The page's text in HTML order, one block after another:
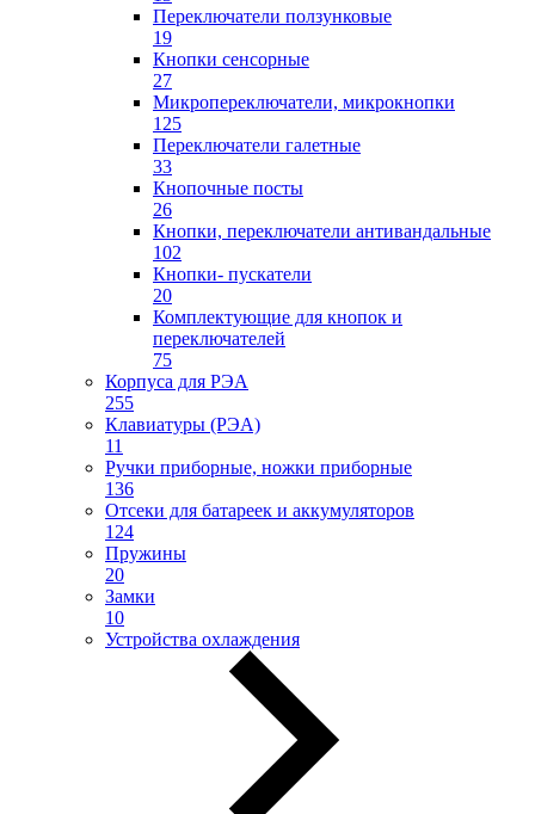
Переключатели ползунковые
19
Кнопки сенсорные
27
Микропереключатели, микрокнопки
125
Переключатели галетные
33
Кнопочные посты
26
Кнопки, переключатели антивандальные
102
Кнопки- пускатели
20
Комплектующие для кнопок и
переключателей
75
Корпуса для РЭА
255
Клавиатуры (РЭА)
11
Ручки приборные, ножки приборные
136
Отсеки для батареек и аккумуляторов
124
Пружины
20
Замки
10
Устройства охлаждения